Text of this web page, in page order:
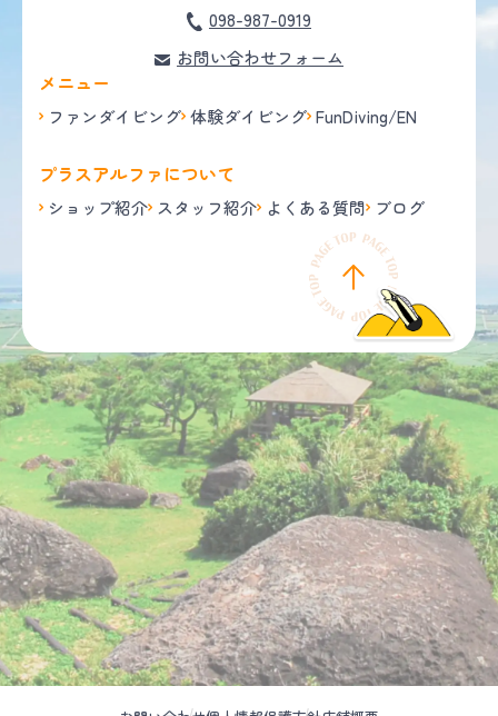
098-987-0919
お問い合わせフォーム
メニュー
ファンダイビング 体験ダイビング FunDiving/EN
プラスアルファについて
ショップ紹介 スタッフ紹介 よくある質問 ブログ